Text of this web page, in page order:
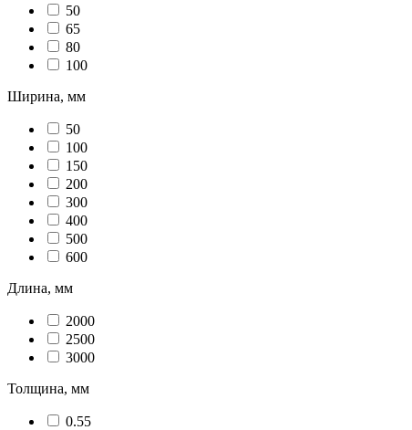
50
65
80
100
Ширина, мм
50
100
150
200
300
400
500
600
Длина, мм
2000
2500
3000
Толщина, мм
0.55